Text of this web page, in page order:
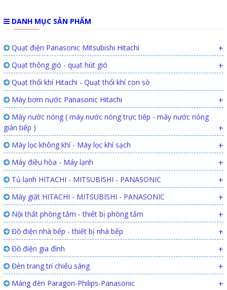
DANH MỤC SẢN PHẨM
Quạt điện Panasonic Mitsubishi Hitachi +
Quạt thông gió - quạt hút gió +
Quạt thổi khí Hitachi - Quạt thổi khí con sò
Máy bơm nước Panasonic Hitachi
+
Máy nước nóng ( máy nước nóng trực tiếp - máy nước nóng
gián tiếp )
+
Máy lọc không khí - Máy lọc khí sạch +
Máy điều hòa - Máy lạnh +
Tủ lạnh HITACHI - MITSUBISHI - PANASONIC +
Máy giặt HITACHI - MITSUBISHI - PANASONIC +
Nội thất phòng tắm - thiết bị phòng tắm +
Đồ điện nhà bếp - thiết bị nhà bếp +
Đồ điện gia đình +
Đèn trang trí chiếu sáng +
Máng đèn Paragon-Philips-Panasonic +